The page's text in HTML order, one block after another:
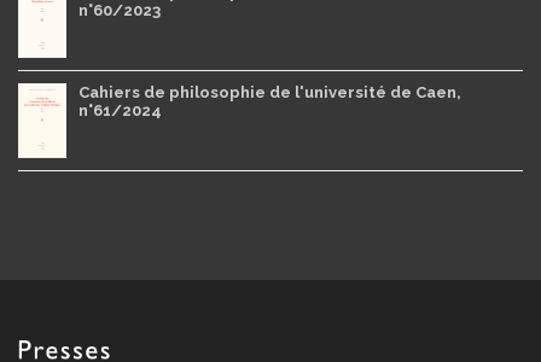
n°60/2023
Cahiers de philosophie de l'université de Caen,
n°61/2024